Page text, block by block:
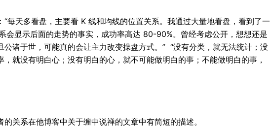
每天多看盘，主要看 K 线和均线的位置关系。我通过大量地看盘，看到了一
会显示后面的走势的事实，成功率高达 80-90%。曾经考虑公开，想想还是
公诸于世，可能真的会让主力改变操盘方式。” “没有分类，就无法统计；没
就没有明白心；没有明白的心，就不可能做明白的事；不能做明白的事，
关系在他博客中关于缠中说禅的文章中有简短的描述。